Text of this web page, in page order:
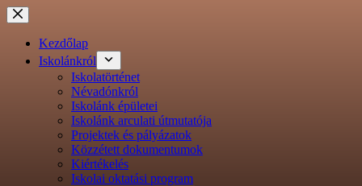
Ugrás
a
tartalomraKezdőlap
Iskolánkról
Iskolatörténet
Névadónkról
Iskolánk épületei
Iskolánk arculati útmutatója
Projektek és pályázatok
Közzétett dokumentumok
Kiértékelés
Iskolai oktatási program